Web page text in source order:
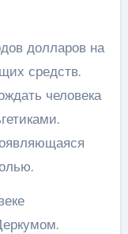
долларов на
средств.
человека